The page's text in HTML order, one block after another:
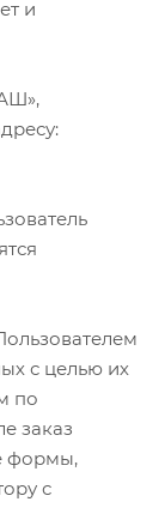
и
с целью их
по
заказ
формы,
с